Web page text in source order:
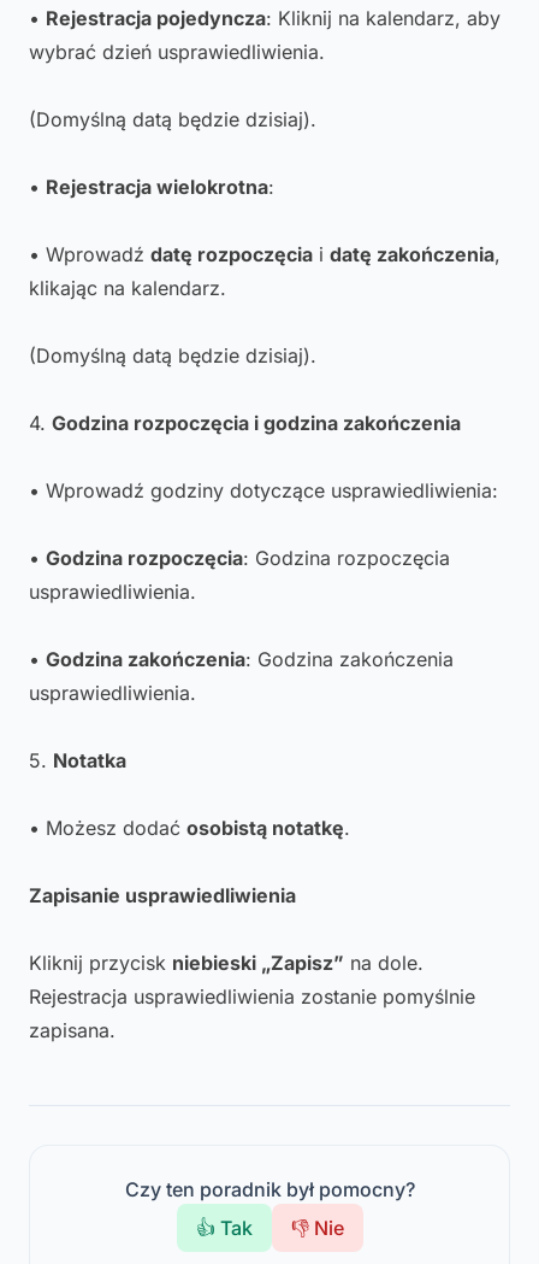
• Rejestracja pojedyncza: Kliknij na kalendarz, aby
wybrać dzień usprawiedliwienia.
(Domyślną datą będzie dzisiaj).
• Rejestracja wielokrotna:
• Wprowadź datę rozpoczęcia i datę zakończenia,
klikając na kalendarz.
(Domyślną datą będzie dzisiaj).
4. Godzina rozpoczęcia i godzina zakończenia
• Wprowadź godziny dotyczące usprawiedliwienia:
• Godzina rozpoczęcia: Godzina rozpoczęcia
usprawiedliwienia.
• Godzina zakończenia: Godzina zakończenia
usprawiedliwienia.
5. Notatka
• Możesz dodać osobistą notatkę.
Zapisanie usprawiedliwienia
Kliknij przycisk niebieski „Zapisz” na dole.
Rejestracja usprawiedliwienia zostanie pomyślnie
zapisana.
Czy ten poradnik był pomocny?
👍 Tak
👎 Nie